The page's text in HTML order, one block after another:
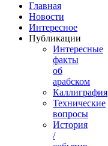
Главная
Новости
Интересное
Публикации
Интересные
факты
об
арабском
Каллиграфия
Технические
вопросы
История
/